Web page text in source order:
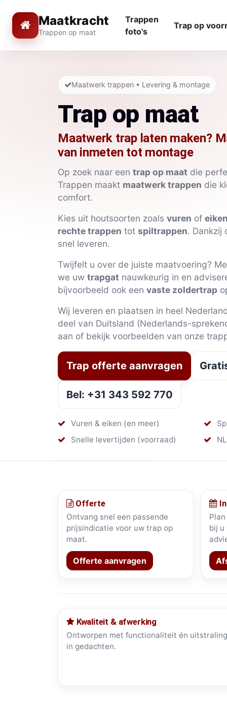
Maatkracht
Trappen op maat
Trappen
foto's
Trap op
Maatwerk trappen • Levering & montage
Trap op maat
Maatwerk trap laten maken?
van inmeten tot montage
Op zoek naar een trap op maat die
Trappen maakt maatwerk trappen die
comfort.
Kies uit houtsoorten zoals vuren of eiken
rechte trappen tot spiltrappen. Dankzij
snel leveren.
Twijfelt u over de juiste maatvoering?
we uw trapgat nauwkeurig in en
bijvoorbeeld ook een vaste zoldertrap
Wij leveren en plaatsen in heel
deel van Duitsland (Nederlands-
aan of bekijk voorbeelden van onze
Trap offerte aanvragen
Bel: +31 343 592 770
Vuren & eiken (en meer)
Snelle levertijden (voorraad)
Offerte
Ontvang snel een passende
prijsindicatie voor uw trap op
maat.
Offerte aanvragen
bij u
Kwaliteit & afwerking
Ontworpen met functionaliteit én uitstraling
in gedachten.